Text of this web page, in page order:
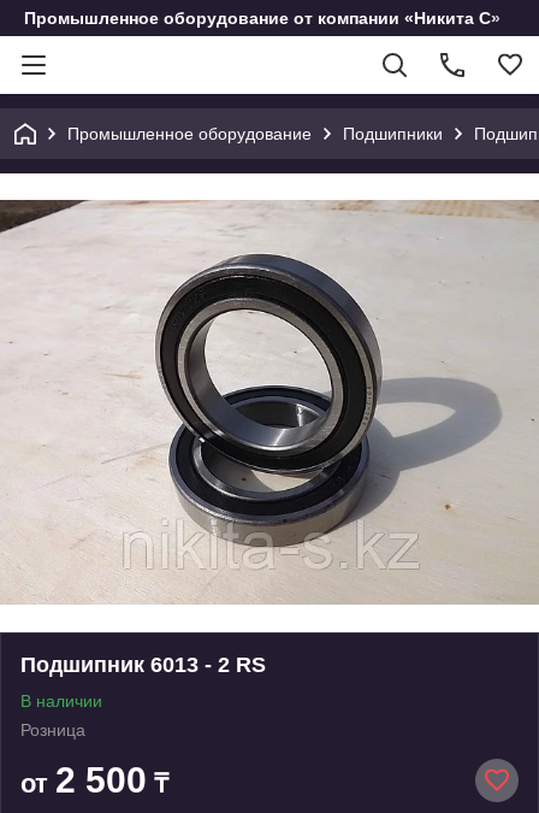
Промышленное оборудование от компании «Никита С»
Промышленное оборудование Подшипники
Подшипник 6013 - 2 RS
В наличии
Розница
от 2 500 ₸